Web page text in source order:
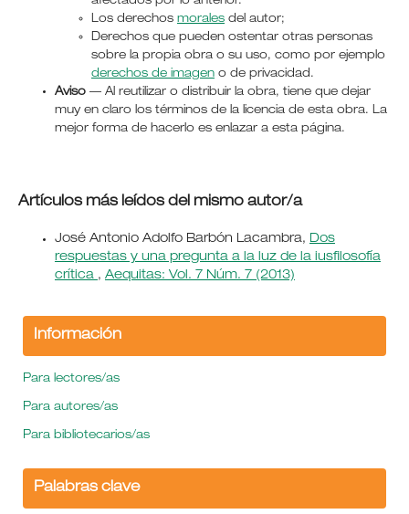
Los derechos moralesdel autor;
Derechos que pueden ostentar otras personas
sobre la propia obra o su uso, como por ejemplo
derechos de imageno de privacidad.
Aviso— Al reutilizar o distribuir la obra, tiene que dejar
muy en claro los términos de la licencia de esta obra. La
mejor forma de hacerlo es enlazar a esta página.
Artículos más leídos del mismo autor/a
José Antonio Adolfo Barbón Lacambra, Dos
respuestas y una pregunta a la luz de la iusfilosofía
crítica , Aequitas: Vol. 7 Núm. 7 (2013)
Información
Para lectores/as
Para autores/as
Para bibliotecarios/as
Palabras clave